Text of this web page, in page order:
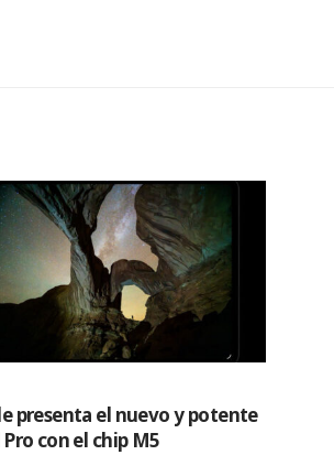
presenta el nuevo y potente
Pro con el chip M5